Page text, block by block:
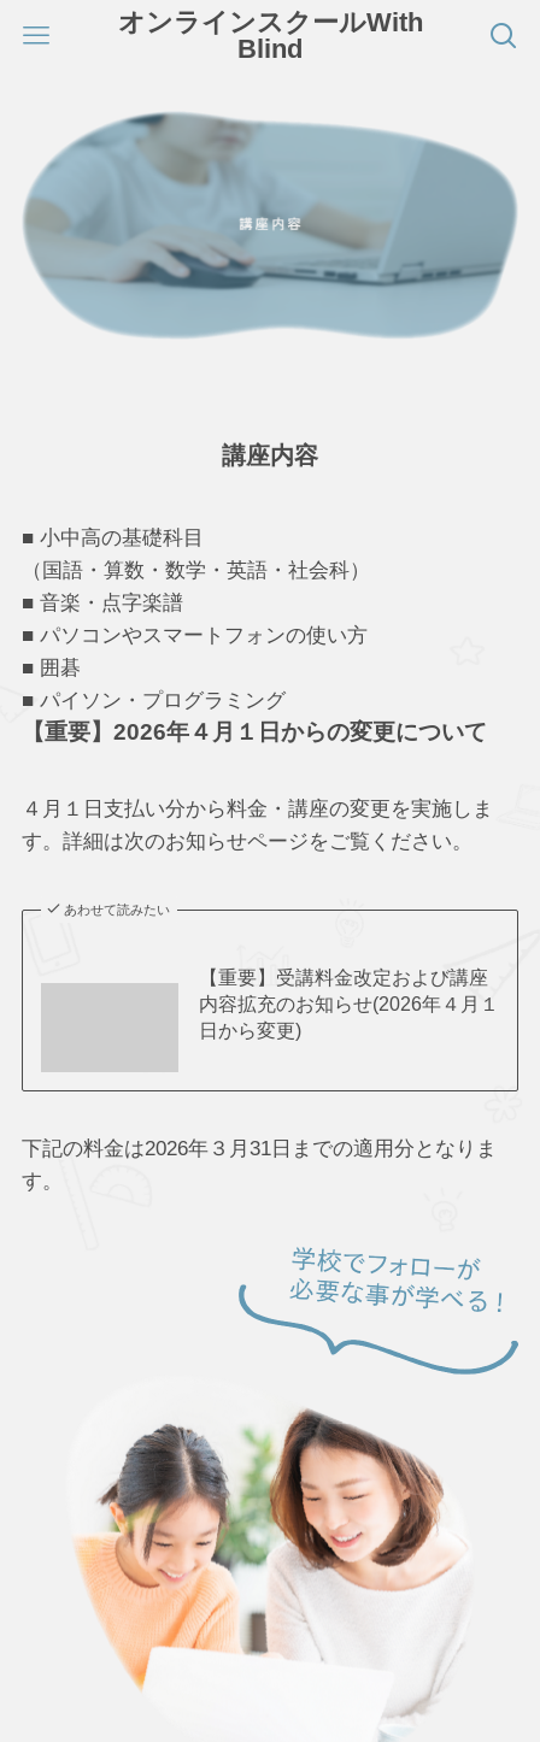
オンラインスクールWith
Blind
講座内容
■ 小中高の基礎科目
（国語・算数・数学・英語・社会科）
■ 音楽・点字楽譜
■ パソコンやスマートフォンの使い方
■ 囲碁
■ パイソン・プログラミング
【重要】2026年４月１日からの変更について
４月１日支払い分から料金・講座の変更を実施しま
す。詳細は次のお知らせページをご覧ください。
あわせて読みたい
【重要】受講料金改定および講座
内容拡充のお知らせ(2026年４月１
日から変更)
下記の料金は2026年３月31日までの適用分となりま
す。